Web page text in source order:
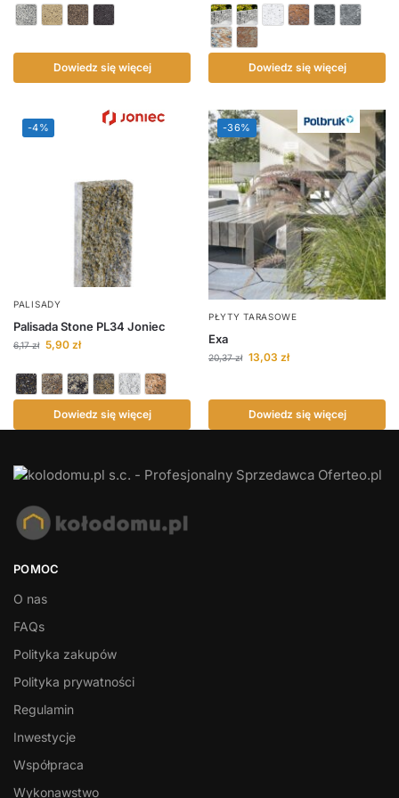
Dowiedz się więcej Dowiedz się więcej
-4%
PALISADY
Palisada Stone PL34 Joniec
6,17zł 5,90 zł
Dowiedz się więcej
-36%
PŁYTY TARASOWE
Exa
20,37zł 13,03 zł
Dowiedz się więcej
POMOC
O nas
FAQs
Polityka zakupów
Polityka prywatności
Regulamin
Inwestycje
Współpraca
Wykonawstwo